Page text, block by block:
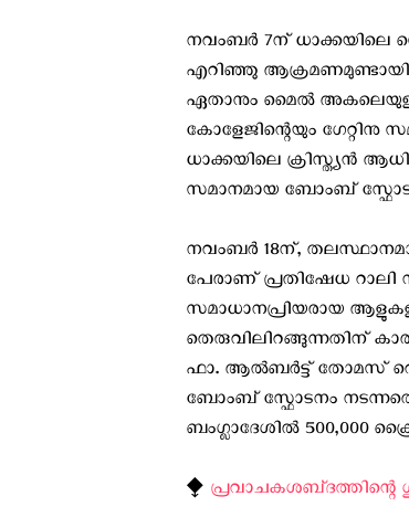
നവംബർ 7ന് ധാക്കയിലെ
എറിഞ്ഞു
ഏതാനും മൈൽ
കോളേജിന്റെയും ഗേറ്റിനു
ധാക്കയിലെ ക്രിസ്ത്യൻ
സമാനമായ ബോംബ്
നവംബർ 18ന്,
പേരാണ് പ്രതിഷേധ
സമാധാനപ്രിയരായ
തെരുവിലിറങ്ങുന്നതിന്
ഫാ. ആൽബർട്ട് തോമസ്
ബോംബ് സ്ഫോടനം
ബംഗ്ലാദേശില്‍ 500,000
⧪ പ്രവാചകശബ്‌ദത്തിന്റെ